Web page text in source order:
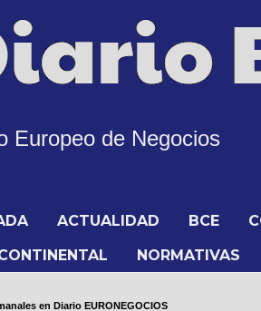
Europeo de Negocios
ACTUALIDAD BCE
NORMATIVAS
en Diario EURONEGOCIOS